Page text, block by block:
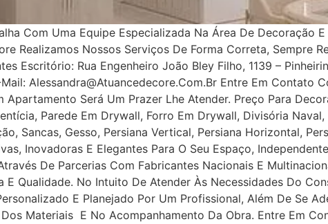
Com Uma Equipe Especializada Na Área De Decoração
Realizamos Nossos Serviços De Forma Correta, Sempre
Escritório: Rua Engenheiro João Bley Filho, 1139 –
Alessandra@atuancedecore.com.br Entre Em Contato
Apartamento Será Um Prazer Lhe Atender. Preço Para
Parede Em Drywall, Forro Em Drywall, Divisória
Sancas, Gesso, Persiana Vertical, Persiana Horizontal,
Inovadoras E Elegantes Para O Seu Espaço,
De Parcerias Com Fabricantes Nacionais E
E Qualidade. No Intuito De Atender Às Necessidades Do
E Planejado Por Um Profissional, Além De Se
Materiais E No Acompanhamento Da Obra. Entre Em